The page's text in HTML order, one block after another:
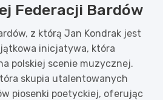
Federacji Bardów
z którą Jan Kondrak jest
inicjatywa, która
polskiej scenie muzycznej.
skupia utalentowanych
piosenki poetyckiej, oferując